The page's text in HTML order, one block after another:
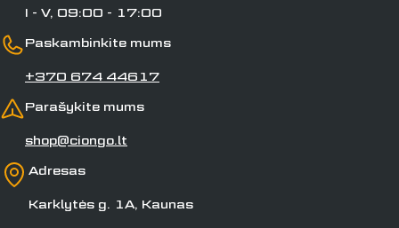
I - V, 09:00 - 17:00
Paskambinkite mums
+370 674 44617
Parašykite mums
shop@ciongo.lt
Adresas
Karklytės g. 1A, Kaunas